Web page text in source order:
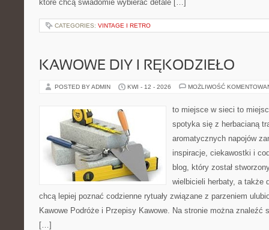
które chcą świadomie wybierać detale […]
CATEGORIES: VINTAGE I RETRO
KAWOWE DIY I RĘKODZIEŁO
POSTED BY ADMIN KWI - 12 - 2026 MOŻLIWOŚĆ
to miejsce w sieci to
spotyka się z herbacianą
aromatycznych napojów
inspiracje, ciekawostki i
blog, który został
wielbicieli herbaty, a także
chcą lepiej poznać codzienne rytuały związane z parzeniem
Kawowe Podróże i Przepisy Kawowe. Na stronie można znaleźć
[…]